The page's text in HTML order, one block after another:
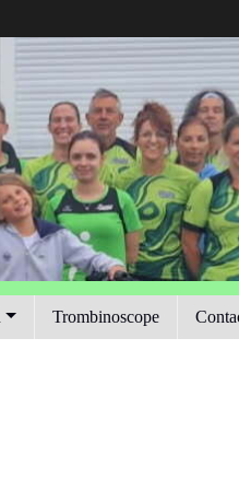
Trombinoscope